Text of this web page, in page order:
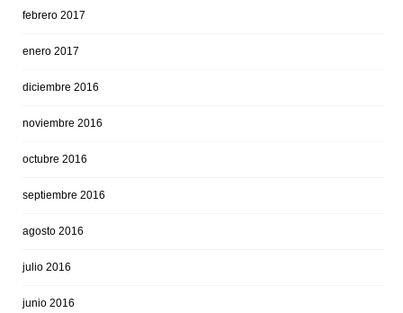
febrero 2017
enero 2017
diciembre 2016
noviembre 2016
octubre 2016
septiembre 2016
agosto 2016
julio 2016
junio 2016